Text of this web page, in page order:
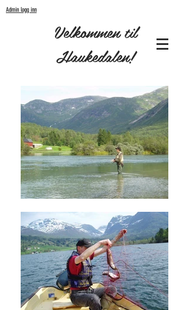
Admin logg inn
Velkommen til
Haukedalen!